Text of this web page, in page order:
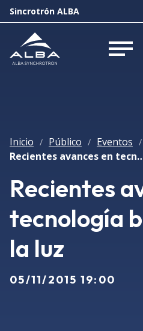
Sincrotrón ALBA
Abrir
Inicio / Público / Eventos /
Recientes avances en
Recientes
tecnología
la luz
05/11/2015 19:00